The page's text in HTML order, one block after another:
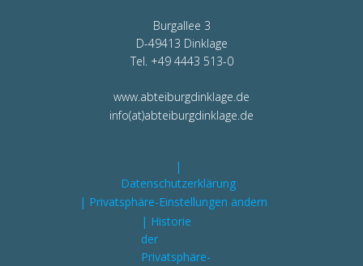
Burgallee 3
D-49413 Dinklage
Tel. +49 4443 513-0
www.abteiburgdinklage.de
info(at)abteiburgdinklage.de
|
Datenschutzerklärung
| Privatsphäre-Einstellungen ändern
| Historie
der
Privatsphäre-